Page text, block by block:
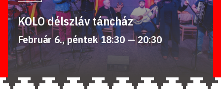
KOLO délszláv táncház
Február 6., péntek 18:30 — 20:30